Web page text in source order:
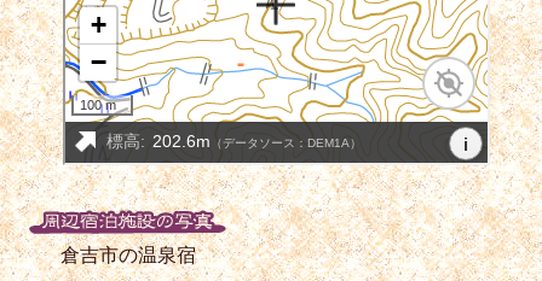
倉吉市の温泉宿